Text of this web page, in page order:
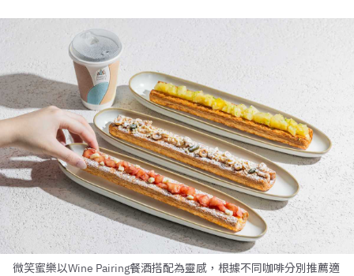
微笑蜜樂以Wine Pairing餐酒搭配為靈感，根據不同咖啡分別推薦適